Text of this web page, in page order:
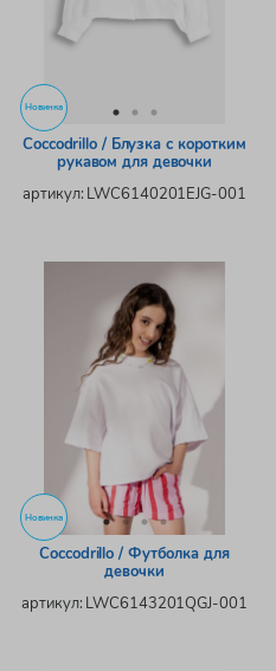
Новинка
Coccodrillo / Блузка с коротким
рукавом для девочки
артикул: LWC6140201EJG-001
Новинка
Coccodrillo / Футболка для
девочки
артикул: LWC6143201QGJ-001